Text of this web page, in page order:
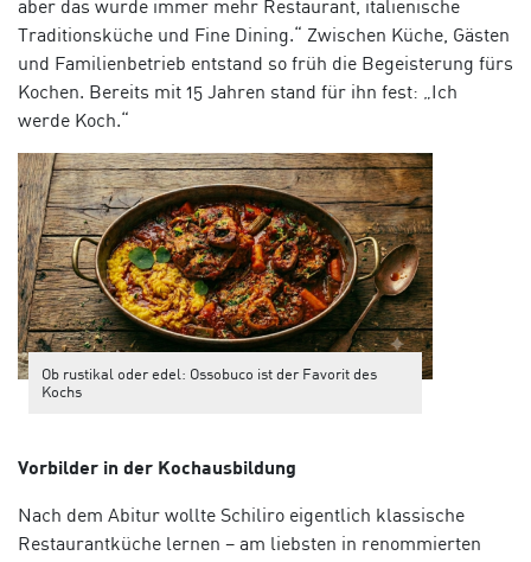
aber das wurde immer mehr Restaurant, italienische
Traditionsküche und Fine Dining.“ Zwischen Küche, Gästen
und Familienbetrieb entstand so früh die Begeisterung fürs
Kochen. Bereits mit 15 Jahren stand für ihn fest: „Ich
werde Koch.“
Ob rustikal oder edel: Ossobuco ist der Favorit des
Kochs
Vorbilder in der Kochausbildung
Nach dem Abitur wollte Schiliro eigentlich klassische
Restaurantküche lernen – am liebsten in renommierten